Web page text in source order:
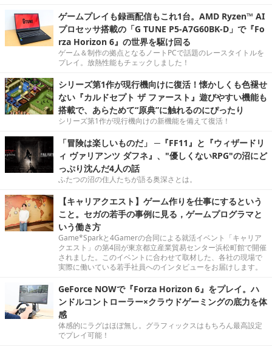
ゲームプレイも録画配信もこれ1台。AMD Ryzen™ AI
プロセッサ搭載の「G TUNE P5-A7G60BK-D」で『Fo
rza Horizon 6』の世界を駆け回る
ゲーム＆制作の拠点となるノートPCで話題のレースタイトルを
プレイ。放熱性能もチェックしました！
シリーズ第1作が現行機向けに復活！懐かしくも色褪せ
ない『カルドセプト ザ ファースト』遊びやすい機能も
搭載で、あらためて“原典”に触れるのにぴったり
シリーズ第1作が現行機向けの新機能を備えて復活！
「冒険は楽しいものだ」 ─『FF11』と『ウィザードリ
ィ ヴァリアンツ ダフネ』、"優しくないRPG"の沼にど
っぷり沈んだ4人の話
ふたつの沼の住人たちが語る奥深さとは。
【キャリアクエスト】ゲーム作りを仕事にするという
こと。セガの若手の事例に見る，ゲームプログラマと
いう働き方
Game*Sparkと4Gamerの合同による就活イベント「キャリア
クエスト」の第4回が東京都立産業貿易センター浜松町館で開催
されました。このイベントに合わせて取材した、各社の現場で
実際に働いている若手社員へのインタビューをお届けします。
GeForce NOWで『Forza Horizon 6』をプレイ。ハ
ンドルコントローラー×クラウドゲーミングの底力を体
感
体感的にラグはほぼ無し。グラフィックスはもちろん最高設定
でプレイ可能！